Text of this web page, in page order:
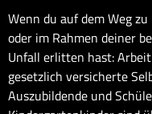
Wenn du auf dem Weg
oder im Rahmen deiner
Unfall erlitten hast:
gesetzlich versicherte
Auszubildende und